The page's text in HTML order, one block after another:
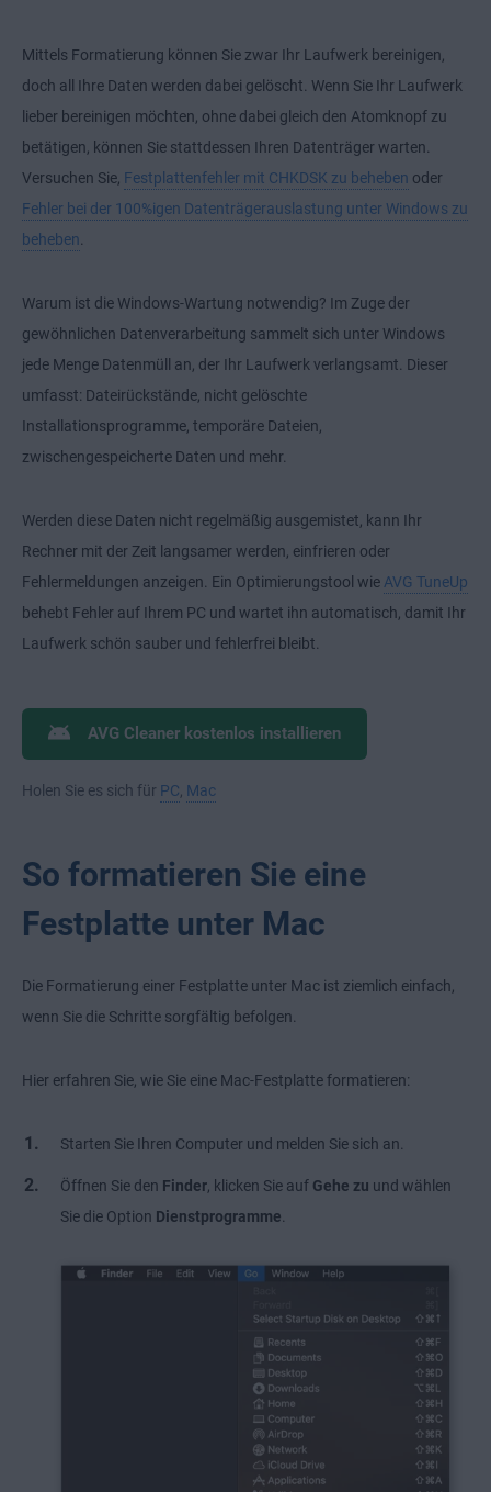
Mittels Formatierung können Sie zwar Ihr Laufwerk bereinigen,
doch all Ihre Daten werden dabei gelöscht. Wenn Sie Ihr Laufwerk
lieber bereinigen möchten, ohne dabei gleich den Atomknopf zu
betätigen, können Sie stattdessen Ihren Datenträger warten.
Versuchen Sie, Festplattenfehler mit CHKDSK zu beheben oder
Fehler bei der 100%igen Datenträgerauslastung unter Windows zu
beheben
Warum ist die Windows-Wartung notwendig? Im Zuge der
gewöhnlichen Datenverarbeitung sammelt sich unter Windows
jede Menge Datenmüll an, der Ihr Laufwerk verlangsamt. Dieser
umfasst: Dateirückstände, nicht gelöschte
Installationsprogramme, temporäre Dateien,
zwischengespeicherte Daten und mehr.
Werden diese Daten nicht regelmäßig ausgemistet, kann Ihr
Rechner mit der Zeit langsamer werden, einfrieren oder
Fehlermeldungen anzeigen. Ein Optimierungstool wie AVG TuneUp
behebt Fehler auf Ihrem PC und wartet ihn automatisch, damit Ihr
Laufwerk schön sauber und fehlerfrei bleibt.
AVG Cleaner kostenlos installieren
Holen Sie es sich für PC Mac
So formatieren Sie eine
Festplatte unter Mac
Die Formatierung einer Festplatte unter Mac ist ziemlich einfach,
wenn Sie die Schritte sorgfältig befolgen.
Hier erfahren Sie, wie Sie eine Mac-Festplatte formatieren:
Starten Sie Ihren Computer und melden Sie sich an.
Öffnen Sie den Finder , klicken Sie auf Gehe zu und wählen
Sie die Option Dienstprogramme